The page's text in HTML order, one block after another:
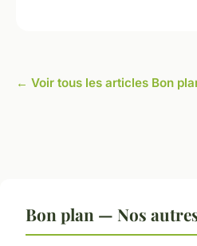
← Voir tous les articles Bon
Bon plan — Nos